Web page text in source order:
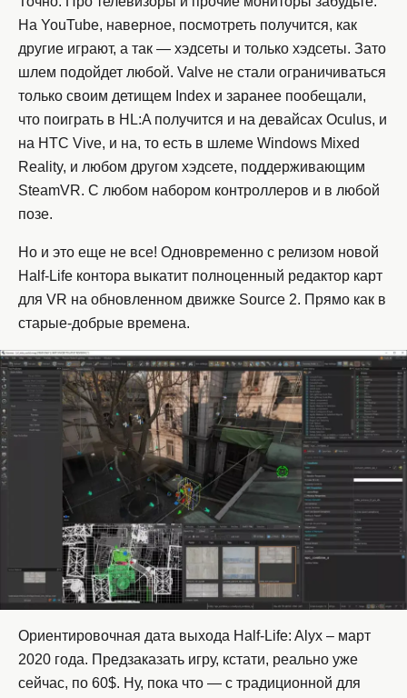
На YouTube, наверное, посмотреть получится, как
другие играют, а так — хэдсеты и только хэдсеты. Зато
шлем подойдет любой. Valve не стали ограничиваться
только своим детищем Index и заранее пообещали,
что поиграть в HL:A получится и на девайсах Oculus, и
на HTC Vive, и на, то есть в шлеме Windows Mixed
Reality, и любом другом хэдсете, поддерживающим
SteamVR. С любом набором контроллеров и в любой
позе.
Но и это еще не все! Одновременно с релизом новой
Half-Life контора выкатит полноценный редактор карт
для VR на обновленном движке Source 2. Прямо как в
старые-добрые времена.
Ориентировочная дата выхода Half-Life: Alyx – март
2020 года. Предзаказать игру, кстати, реально уже
сейчас, по 60$. Ну, пока что — с традиционной для